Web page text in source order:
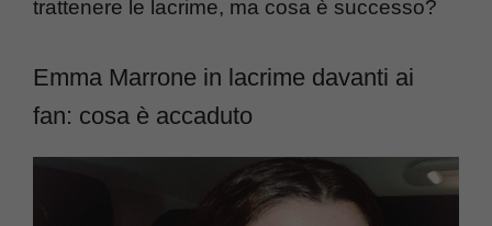
trattenere le lacrime, ma cosa è successo?
Emma Marrone in lacrime davanti ai
fan: cosa è accaduto